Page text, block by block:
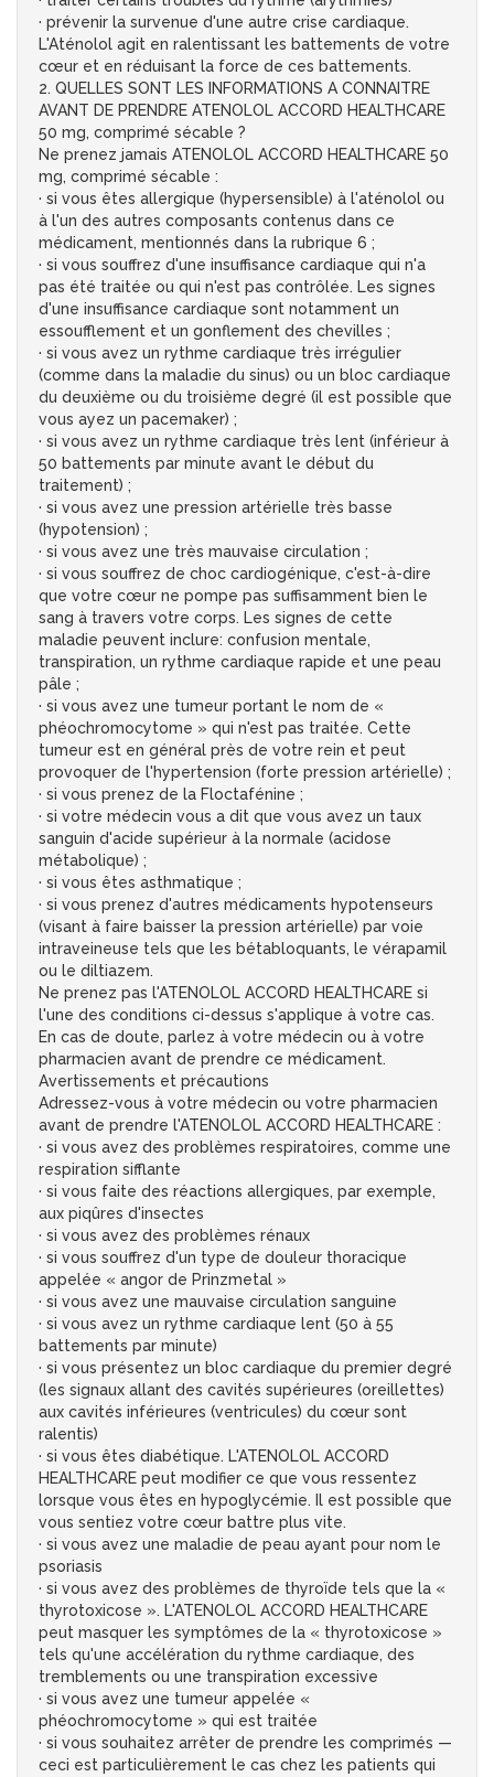
· prévenir la survenue d'une autre crise cardiaque.
L'Aténolol agit en ralentissant les battements de votre
cœur et en réduisant la force de ces battements.
2. QUELLES SONT LES INFORMATIONS A CONNAITRE
AVANT DE PRENDRE ATENOLOL ACCORD HEALTHCARE
50 mg, comprimé sécable ?
Ne prenez jamais ATENOLOL ACCORD HEALTHCARE 50
mg, comprimé sécable :
· si vous êtes allergique (hypersensible) à l'aténolol ou
à l'un des autres composants contenus dans ce
médicament, mentionnés dans la rubrique 6 ;
· si vous souffrez d'une insuffisance cardiaque qui n'a
pas été traitée ou qui n'est pas contrôlée. Les signes
d'une insuffisance cardiaque sont notamment un
essoufflement et un gonflement des chevilles ;
· si vous avez un rythme cardiaque très irrégulier
(comme dans la maladie du sinus) ou un bloc cardiaque
du deuxième ou du troisième degré (il est possible que
vous ayez un pacemaker) ;
· si vous avez un rythme cardiaque très lent (inférieur à
50 battements par minute avant le début du
traitement) ;
· si vous avez une pression artérielle très basse
(hypotension) ;
· si vous avez une très mauvaise circulation ;
· si vous souffrez de choc cardiogénique, c'est-à-dire
que votre cœur ne pompe pas suffisamment bien le
sang à travers votre corps. Les signes de cette
maladie peuvent inclure: confusion mentale,
transpiration, un rythme cardiaque rapide et une peau
pâle ;
· si vous avez une tumeur portant le nom de «
phéochromocytome » qui n'est pas traitée. Cette
tumeur est en général près de votre rein et peut
provoquer de l'hypertension (forte pression artérielle) ;
· si vous prenez de la Floctafénine ;
· si votre médecin vous a dit que vous avez un taux
sanguin d'acide supérieur à la normale (acidose
métabolique) ;
· si vous êtes asthmatique ;
· si vous prenez d'autres médicaments hypotenseurs
(visant à faire baisser la pression artérielle) par voie
intraveineuse tels que les bétabloquants, le vérapamil
ou le diltiazem.
Ne prenez pas l'ATENOLOL ACCORD HEALTHCARE si
l'une des conditions ci-dessus s'applique à votre cas.
En cas de doute, parlez à votre médecin ou à votre
pharmacien avant de prendre ce médicament.
Avertissements et précautions
Adressez-vous à votre médecin ou votre pharmacien
avant de prendre l'ATENOLOL ACCORD HEALTHCARE :
· si vous avez des problèmes respiratoires, comme une
respiration sifflante
· si vous faite des réactions allergiques, par exemple,
aux piqûres d'insectes
· si vous avez des problèmes rénaux
· si vous souffrez d'un type de douleur thoracique
appelée « angor de Prinzmetal »
· si vous avez une mauvaise circulation sanguine
· si vous avez un rythme cardiaque lent (50 à 55
battements par minute)
· si vous présentez un bloc cardiaque du premier degré
(les signaux allant des cavités supérieures (oreillettes)
aux cavités inférieures (ventricules) du cœur sont
ralentis)
· si vous êtes diabétique. L'ATENOLOL ACCORD
HEALTHCARE peut modifier ce que vous ressentez
lorsque vous êtes en hypoglycémie. Il est possible que
vous sentiez votre cœur battre plus vite.
· si vous avez une maladie de peau ayant pour nom le
psoriasis
· si vous avez des problèmes de thyroïde tels que la «
thyrotoxicose ». L'ATENOLOL ACCORD HEALTHCARE
peut masquer les symptômes de la « thyrotoxicose »
tels qu'une accélération du rythme cardiaque, des
tremblements ou une transpiration excessive
· si vous avez une tumeur appelée «
phéochromocytome » qui est traitée
· si vous souhaitez arrêter de prendre les comprimés —
ceci est particulièrement le cas chez les patients qui